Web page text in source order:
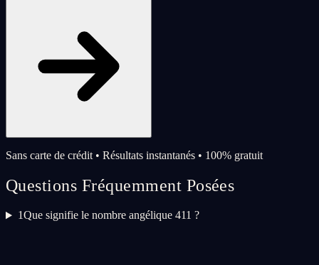
Sans carte de crédit • Résultats instantanés • 100% gratuit
Questions Fréquemment Posées
1Que signifie le nombre angélique 411 ?